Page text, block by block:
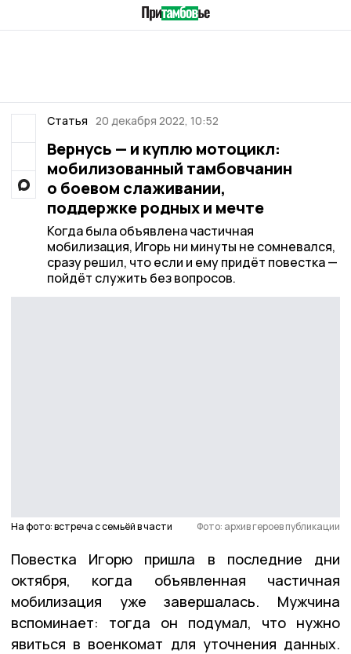
Статья 20 декабря 2022, 10:52
Вернусь — и куплю мотоцикл:
мобилизованный тамбовчанин
о боевом слаживании,
поддержке родных и мечте
Когда была объявлена частичная
мобилизация, Игорь ни минуты не сомневался,
сразу решил, что если и ему придёт повестка —
пойдёт служить без вопросов.
На фото: встреча с семьёй в части Фото: архив героев публикации
Повестка Игорю пришла в последние дни
октября, когда объявленная частичная
мобилизация уже завершалась. Мужчина
вспоминает: тогда он подумал, что нужно
явиться в военкомат для уточнения данных.